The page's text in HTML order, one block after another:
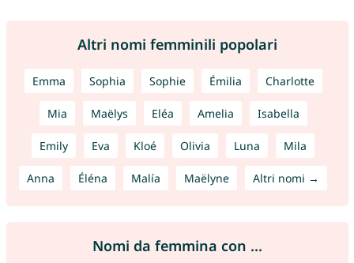
Altri nomi femminili popolari
Emma Sophia Sophie Émilia Charlotte
Mia Maëlys Eléa Amelia Isabella
Emily Eva Kloé Olivia Luna Mila
Anna Éléna Malía Maëlyne Altri nomi →
Nomi da femmina con ...